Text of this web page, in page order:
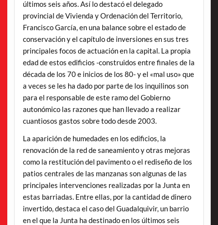
últimos seis años. Así lo destacó el delegado
provincial de Vivienda y Ordenación del Territorio,
Francisco García, en una balance sobre el estado de
conservación y el capítulo de inversiones en sus tres
principales focos de actuación en la capital. La propia
edad de estos edificios -construidos entre finales de la
década de los 70 e inicios de los 80- y el «mal uso» que
a veces se les ha dado por parte de los inquilinos son
para el responsable de este ramo del Gobierno
autonómico las razones que han llevado a realizar
cuantiosos gastos sobre todo desde 2003.
La aparición de humedades en los edificios, la
renovación de la red de saneamiento y otras mejoras
como la restitución del pavimento o el rediseño de los
patios centrales de las manzanas son algunas de las
principales intervenciones realizadas por la Junta en
estas barriadas. Entre ellas, por la cantidad de dinero
invertido, destaca el caso del Guadalquivir, un barrio
en el que la Junta ha destinado en los últimos seis